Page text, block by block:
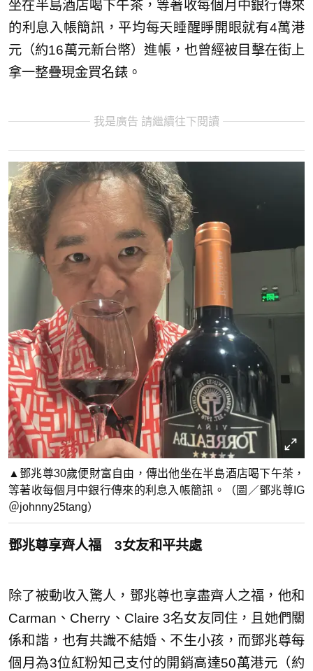
坐在半島酒店喝下午茶，等著收每個月中銀行傳來
的利息入帳簡訊，平均每天睡醒睜開眼就有4萬港
元（約16萬元新台幣）進帳，也曾經被目擊在街上
拿一整疊現金買名錶。
我是廣告 請繼續往下閱讀
▲鄧兆尊30歲便財富自由，傳出他坐在半島酒店喝下午茶，
等著收每個月中銀行傳來的利息入帳簡訊。（圖／鄧兆尊IG
＠johnny25tang）
鄧兆尊享齊人福 3女友和平共處
除了被動收入驚人，鄧兆尊也享盡齊人之福，他和
Carman、Cherry、Claire 3名女友同住，且她們關
係和諧，也有共識不結婚、不生小孩，而鄧兆尊每
個月為3位紅粉知己支付的開銷高達50萬港元（約